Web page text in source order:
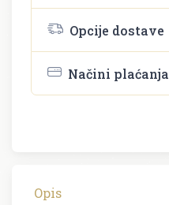
Opcije dostave
Načini plaćanja
Opis